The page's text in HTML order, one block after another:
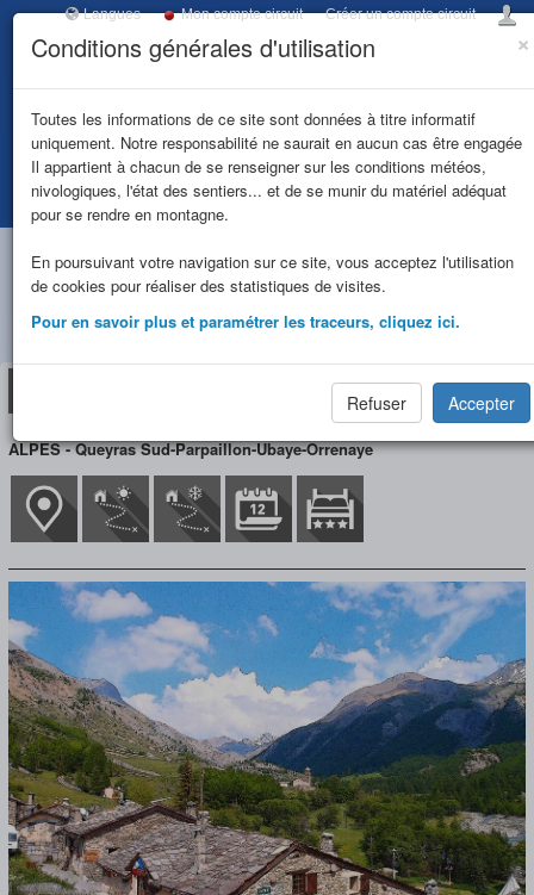
×
Conditions générales d'utilisation
Toutes les informations de ce site sont données à titre informatif
uniquement. Notre responsabilité ne saurait en aucun cas être engagée
Il appartient à chacun de se renseigner sur les conditions météos,
nivologiques, l'état des sentiers... et de se munir du matériel adéquat
pour se rendre en montagne.
En poursuivant votre navigation sur ce site, vous acceptez l'utilisation
de cookies pour réaliser des statistiques de visites.
Pour en savoir plus et paramétrer les traceurs, cliquez ici.
Refuser Accepter
Langues Mon compte circuit Créer un compte circuit
ITINERANCE
UBAYE
MERCANTOUR
Accueil Tous les refuges CHALET DE MALJASSET (FFCAM)
CHALET DE MALJASSET
(FFCAM) (1905 m)
Réservation
ALPES - Queyras Sud-Parpaillon-Ubaye-Orrenaye